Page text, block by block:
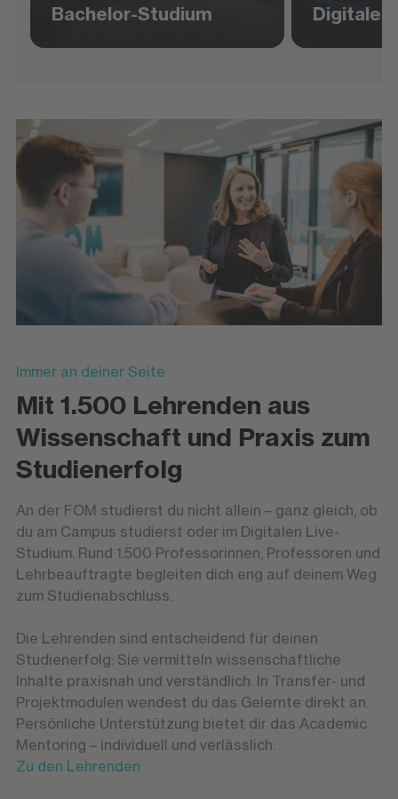
Bachelor-Studium Digitales
Immer an deiner Seite
Mit 1.500 Lehrenden aus
Wissenschaft und Praxis zum
Studienerfolg
An der FOM studierst du nicht allein – ganz gleich, ob
du am Campus studierst oder im Digitalen Live-
Studium. Rund 1.500 Professorinnen, Professoren und
Lehrbeauftragte begleiten dich eng auf deinem Weg
zum Studienabschluss.
Die Lehrenden sind entscheidend für deinen
Studienerfolg: Sie vermitteln wissenschaftliche
Inhalte praxisnah und verständlich. In Transfer- und
Projektmodulen wendest du das Gelernte direkt an.
Persönliche Unterstützung bietet dir das Academic
Mentoring – individuell und verlässlich.
Zu den Lehrenden